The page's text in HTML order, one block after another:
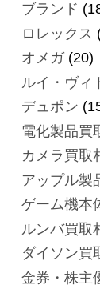
ブランド
ロレックス
オメガ(20)
ルイ・ヴィ
デュポン
電化製品買
カメラ買取
アップル製
ゲーム機本
ルンバ買取
ダイソン買
金券・株主